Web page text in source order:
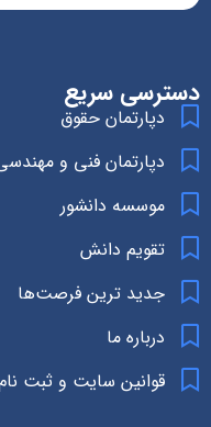
دسترسی سریع
دپارتمان حقوق
دپارتمان فنی و
موسسه دانشور
تقویم دانش
جدید ترین فرصت‌ها
درباره ما
قوانین سایت و ثبت